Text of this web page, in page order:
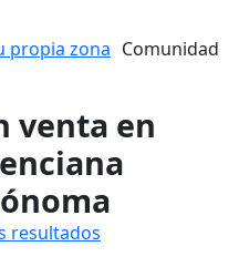
propia zona Comunidad
venta en
resultados